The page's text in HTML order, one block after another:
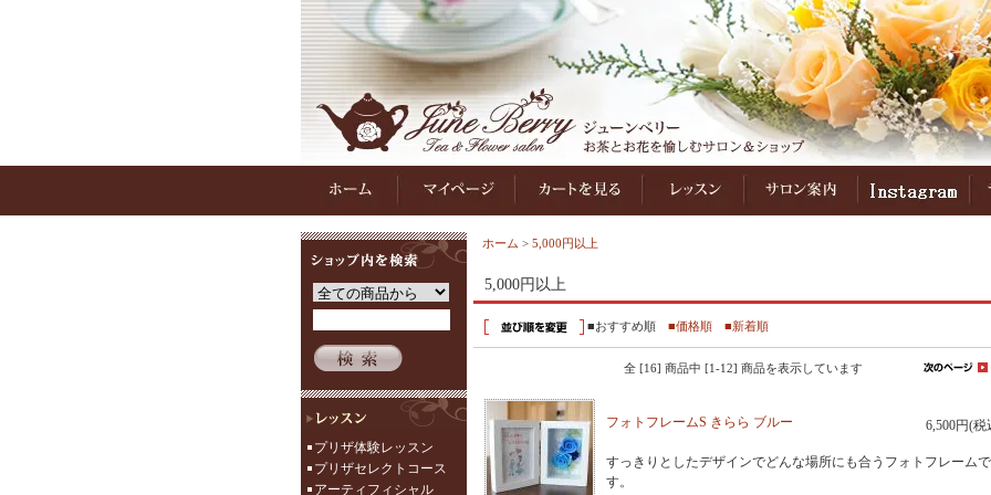
プリザ体験レッスン
プリザセレクトコース
アーティフィシャル
ホーム > 5,000円以上
5,000円以上
■おすすめ順 ■価格順 ■新着順
全 [16] 商品中 [1-12] 商品を表示しています
フォトフレームS きらら ブルー 6,500円(税
すっきりとしたデザインでどんな場所にも合うフォトフレームで
す。